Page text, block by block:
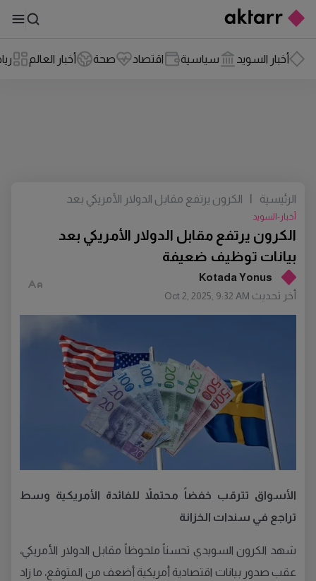
أخبار السويد سياسية اقتصاد صحة أخبار العالم
Kotada Yonus
أخر تحديث Oct 2, 2025, 9:32 AM
الكرون يرتفع مقابل الدولار الأمريكي بعد
بيانات توظيف ضعيفة
أخبار-السويد
الرئيسية
الكرون يرتفع مقابل الدولار الأمريكي بعد
الأسواق تترقب خفضاً محتملاً للفائدة الأمريكية وسط
تراجع في سندات الخزانة
شهد الكرون السويدي تحسناً ملحوظاً مقابل الدولار الأمريكي،
عقب صدور بيانات اقتصادية أمريكية أضعف من المتوقع، ما زاد